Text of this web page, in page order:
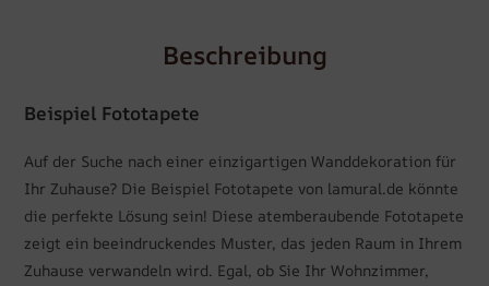
Beschreibung
Beispiel Fototapete
Auf der Suche nach einer einzigartigen Wanddekoration für
Ihr Zuhause? Die Beispiel Fototapete von lamural.de könnte
die perfekte Lösung sein! Diese atemberaubende Fototapete
zeigt ein beeindruckendes Muster, das jeden Raum in Ihrem
Zuhause verwandeln wird. Egal, ob Sie Ihr Wohnzimmer,